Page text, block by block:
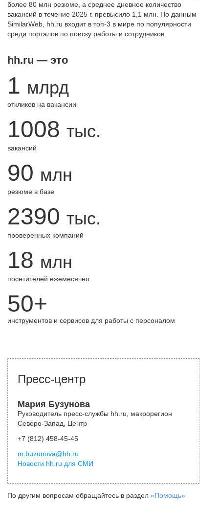
более 80 млн резюме, а среднее дневное количество
вакансий в течение 2025 г. превысило 1,1 млн. По данным
SimilarWeb, hh.ru входит в топ-3 в мире по популярности
среди порталов по поиску работы и сотрудников.
hh.ru — это
1 млрд
откликов на вакансии
1008 тыс.
вакансий
90 млн
резюме в базе
2390 тыс.
проверенных компаний
18 млн
посетителей ежемесячно
50+
инструментов и сервисов для работы с персоналом
Пресс-центр
Мария Бузунова
Руководитель пресс-службы hh.ru, макрорегион
Северо-Запад, Центр
+7 (812) 458-45-45
m.buzunova@hh.ru
Новости hh.ru для СМИ
По другим вопросам обращайтесь в раздел «Помощь»